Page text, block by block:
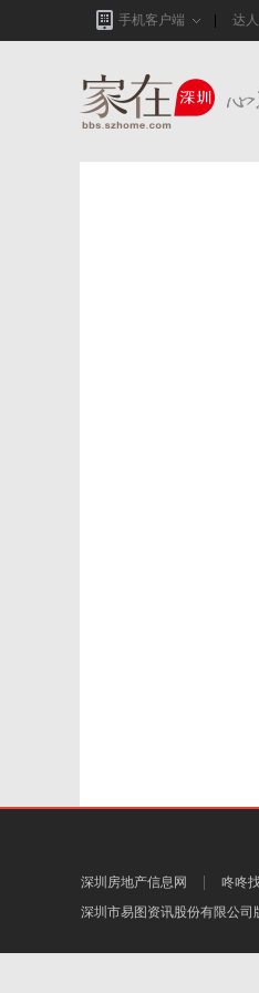
手机客户端 达人
深圳房地产信息网 咚咚
深圳市易图资讯股份有限公司